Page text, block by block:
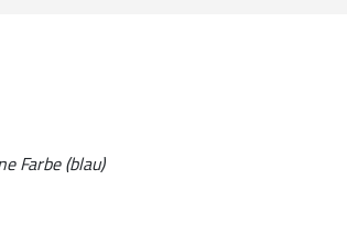
Farbe (blau)